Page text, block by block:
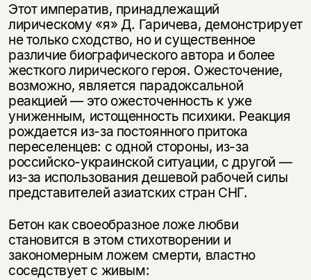
Этот императив, принадлежащий
лирическому «я» Д. Гаричева, демонстрирует
не только сходство, но и существенное
различие биографического автора и более
жесткого лирического героя. Ожесточение,
возможно, является парадоксальной
реакцией — это ожесточенность к уже
униженным, истощенность психики. Реакция
рождается из-за постоянного притока
переселенцев: с одной стороны, из-за
российско-украинской ситуации, с другой —
из-за использования дешевой рабочей силы
представителей азиатских стран СНГ.
Бетон как своеобразное ложе любви
становится в этом стихотворении и
закономерным ложем смерти, властно
соседствует с живым: